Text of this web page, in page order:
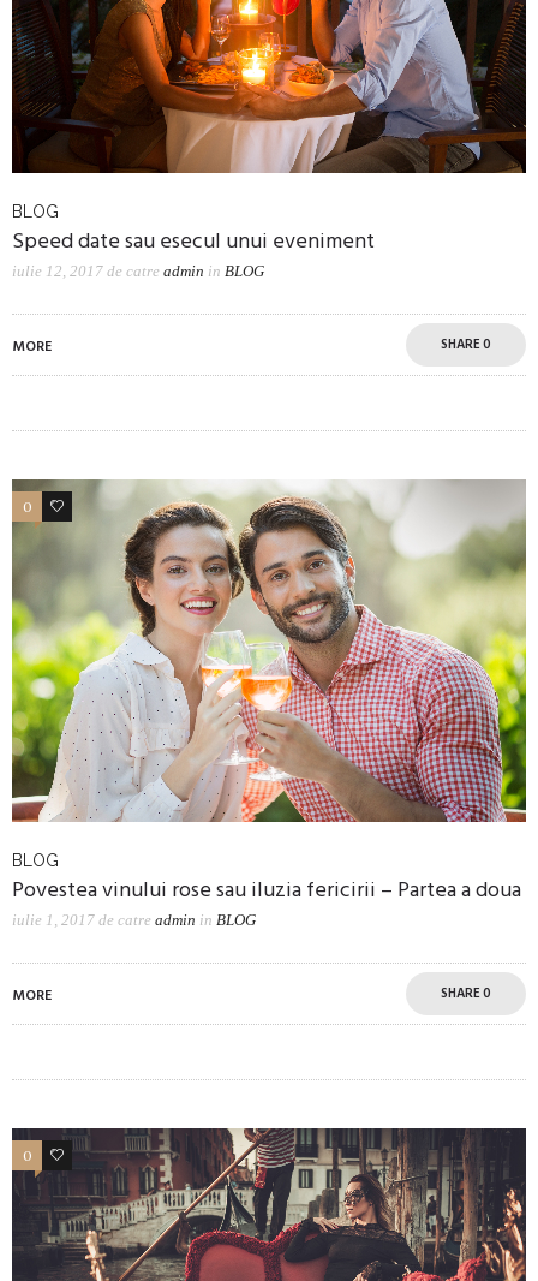
BLOG
Speed date sau esecul unui eveniment
iulie 12, 2017 de catre admin in BLOG
MORE SHARE0
0 0
BLOG
Povestea vinului rose sau iluzia fericirii – Partea a doua
iulie 1, 2017 de catre admin in BLOG
MORE SHARE0
0 2